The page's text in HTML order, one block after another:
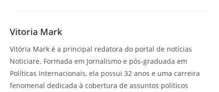
Vitoria Mark
Vitória Mark é a principal redatora do portal de notícias
Noticiare. Formada em Jornalismo e pós-graduada em
Políticas Internacionais, ela possui 32 anos e uma carreira
fenomenal dedicada à cobertura de assuntos políticos